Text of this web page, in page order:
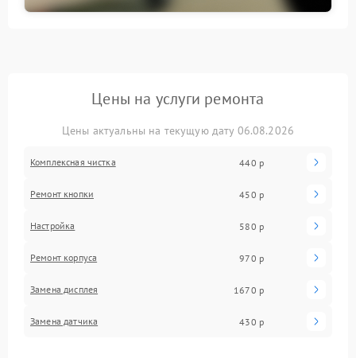
Цены на услуги ремонта
Цены актуальны на текущую дату 06.08.2026
Комплексная чистка 440 р
Ремонт кнопки 450 р
Настройка 580 р
Ремонт корпуса 970 р
Замена дисплея 1670 р
Замена датчика 430 р